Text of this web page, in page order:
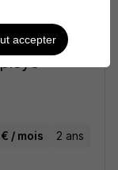
/ mois 2 ans
accepter